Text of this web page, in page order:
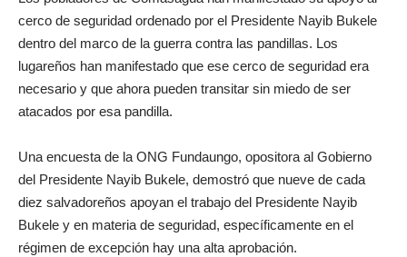
cerco de seguridad ordenado por el Presidente Nayib Bukele
dentro del marco de la guerra contra las pandillas. Los
lugareños han manifestado que ese cerco de seguridad era
necesario y que ahora pueden transitar sin miedo de ser
atacados por esa pandilla.
Una encuesta de la ONG Fundaungo, opositora al Gobierno
del Presidente Nayib Bukele, demostró que nueve de cada
diez salvadoreños apoyan el trabajo del Presidente Nayib
Bukele y en materia de seguridad, específicamente en el
régimen de excepción hay una alta aprobación.